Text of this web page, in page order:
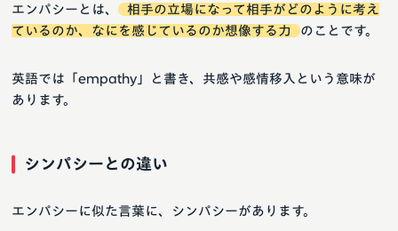
エンパシーとは、
相手の立場になって相手がどのように考え
ているのか、なにを感じているのか想像する力
のことです。
英語では「empathy」と書き、共感や感情移入という意味が
あります。
シンパシーとの違い
エンパシーに似た言葉に、シンパシーがあります。